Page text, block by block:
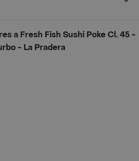
a Fresh Fish Sushi Poke Cl. 45 -
- La Pradera